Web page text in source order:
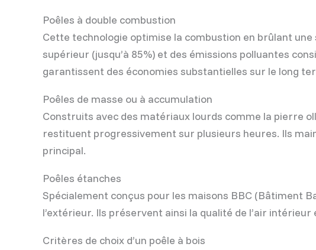
Poêles à double combustion
Cette technologie optimise la combustion en brûlant
supérieur (jusqu’à 85%) et des émissions polluantes
garantissent des économies substantielles sur le long
Poêles de masse ou à accumulation
Construits avec des matériaux lourds comme la pierre
restituent progressivement sur plusieurs heures. Ils
principal.
Poêles étanches
Spécialement conçus pour les maisons BBC (Bâtiment
l’extérieur. Ils préservent ainsi la qualité de l’air
Critères de choix d’un poêle à bois